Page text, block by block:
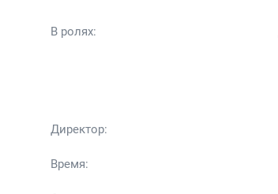
В ролях:
Директор:
Время: